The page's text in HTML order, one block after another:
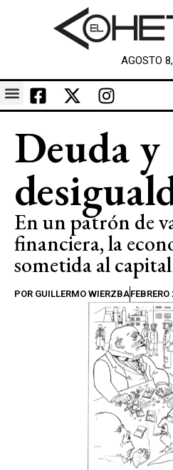
AGOSTO
Deuda y
En un patrón de
financiera, la
sometida al
POR GUILLERMO WIERZBA